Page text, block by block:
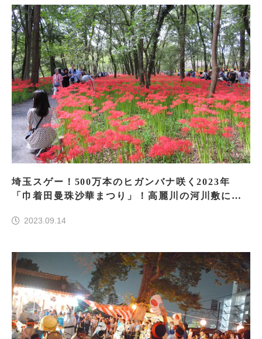
埼玉スゲー！500万本のヒガンバナ咲く2023年
「巾着田曼珠沙華まつり」！高麗川の河川敷に今
2023.09.14